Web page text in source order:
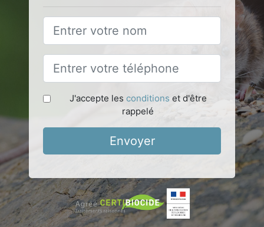
J'accepte les conditions et d'être
rappelé
Envoyer